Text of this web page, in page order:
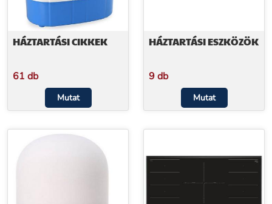
HÁZTARTÁSI CIKKEK
61 db
Mutat
HÁZTARTÁSI ESZKÖZÖK
9 db
Mutat